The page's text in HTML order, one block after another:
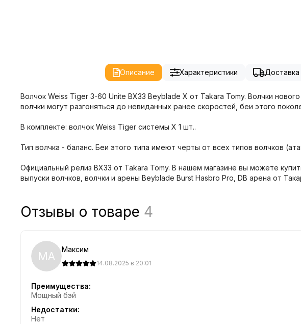
Описание Характеристики Доставка
Волчок Weiss Tiger 3-60 Unite BX33 Beyblade X от Takara Tomy. Волчки
волчки могут разгоняться до невиданных ранее скоростей, беи этого
В комплекте: волчок Weiss Tiger системы X 1 шт..
Тип волчка - баланс. Беи этого типа имеют черты от всех типов волчков
Официальный релиз BX33 от Takara Tomy. В нашем магазине вы можете
выпуски волчков, волчки и арены Beyblade Burst Hasbro Pro, DB арена от
Отзывы о товаре 4
МА Максим
14.08.2025 в 20:01
Преимущества:
Мощный бэй
Недостатки:
Нет